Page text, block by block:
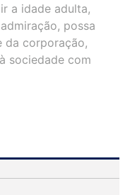
a idade adulta,
possa
da corporação,
sociedade com